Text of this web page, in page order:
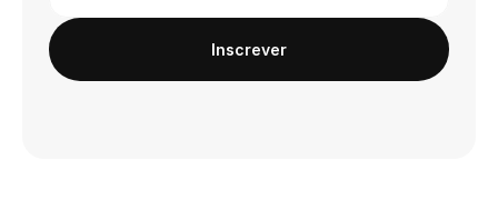
Inscrever